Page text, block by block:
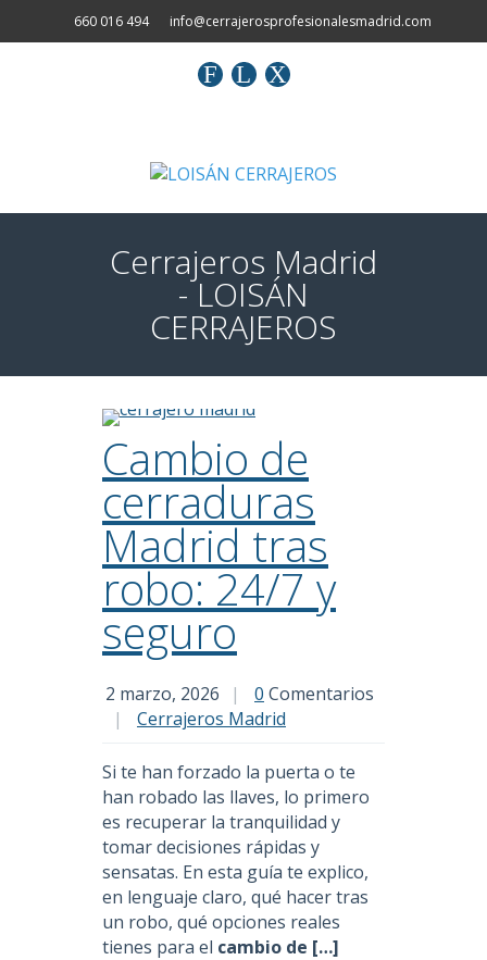
660 016 494 info@cerrajerosprofesionalesmadrid.com
F L X
Cerrajeros Madrid
- LOISÁN
CERRAJEROS
Cambio de
cerraduras
Madrid tras
robo: 24/7 y
seguro
2 marzo, 2026 | 0 Comentarios
|
Cerrajeros Madrid
Si te han forzado la puerta o te
han robado las llaves, lo primero
es recuperar la tranquilidad y
tomar decisiones rápidas y
sensatas. En esta guía te explico,
en lenguaje claro, qué hacer tras
un robo, qué opciones reales
tienes para el cambio de […]